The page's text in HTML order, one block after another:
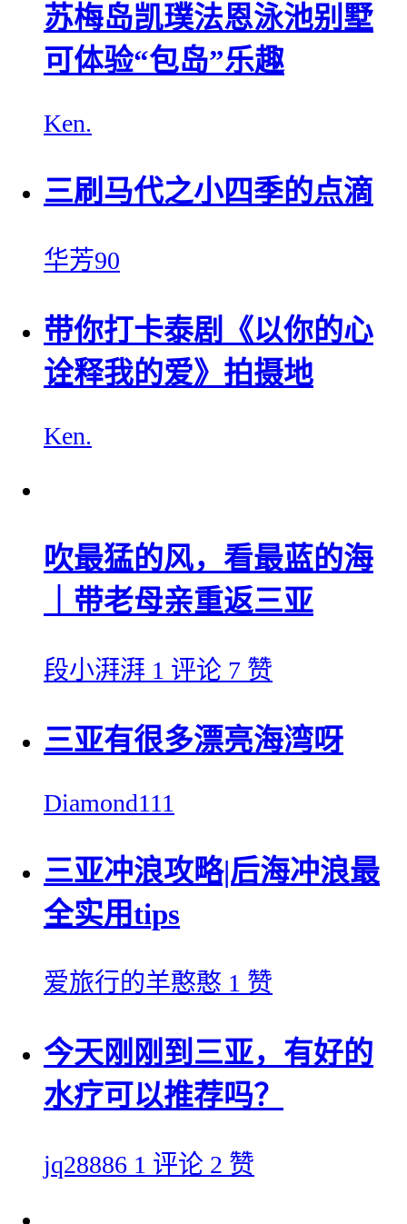
苏梅岛凯璞法恩泳池别墅
可体验“包岛”乐趣
Ken.
三刷马代之小四季的点滴
华芳90
带你打卡泰剧《以你的心
诠释我的爱》拍摄地
Ken.
吹最猛的风，看最蓝的海
｜带老母亲重返三亚
段小湃湃 1 评论 7 赞
三亚有很多漂亮海湾呀
Diamond111
三亚冲浪攻略|后海冲浪最
全实用tips
爱旅行的羊憨憨 1 赞
今天刚刚到三亚，有好的
水疗可以推荐吗？
jq28886 1 评论 2 赞